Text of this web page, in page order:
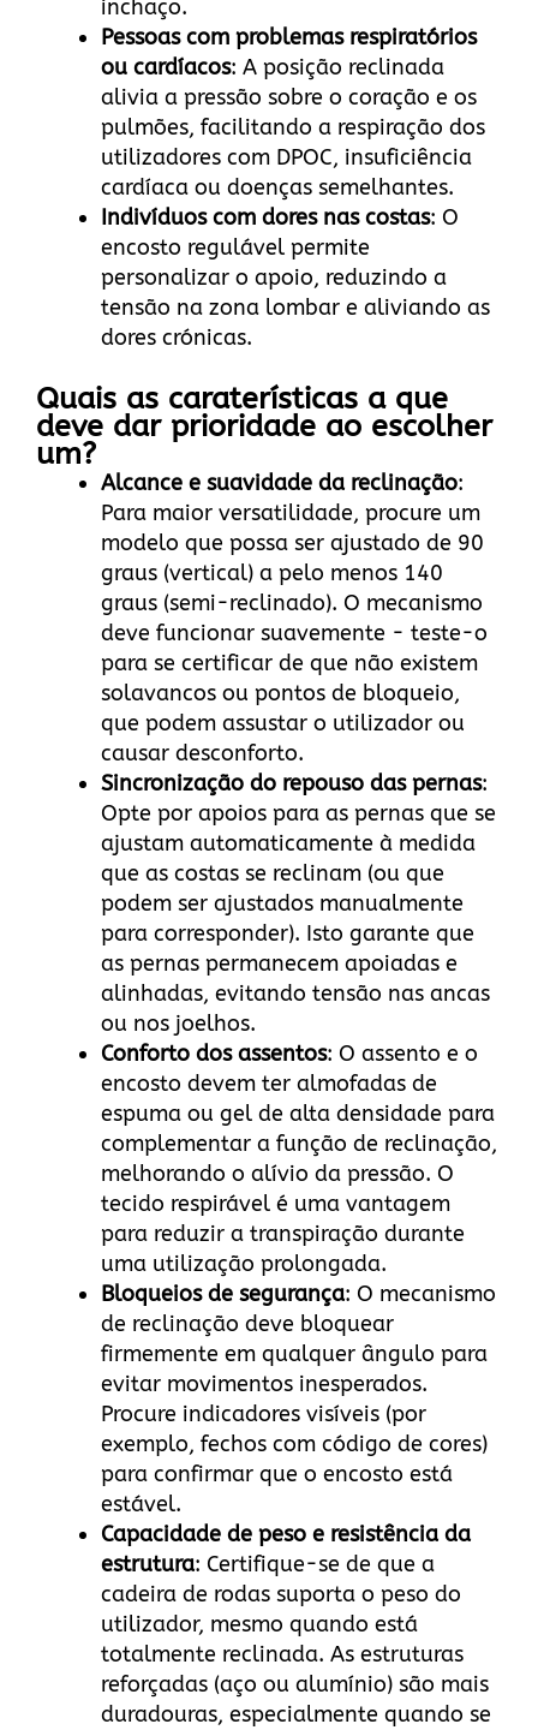
inchaço.
Pessoas com problemas respiratórios
ou cardíacos: A posição reclinada
alivia a pressão sobre o coração e os
pulmões, facilitando a respiração dos
utilizadores com DPOC, insuficiência
cardíaca ou doenças semelhantes.
Indivíduos com dores nas costas: O
encosto regulável permite
personalizar o apoio, reduzindo a
tensão na zona lombar e aliviando as
dores crónicas.
Quais as caraterísticas a que
deve dar prioridade ao escolher
um?
Alcance e suavidade da reclinação:
Para maior versatilidade, procure um
modelo que possa ser ajustado de 90
graus (vertical) a pelo menos 140
graus (semi-reclinado). O mecanismo
deve funcionar suavemente - teste-o
para se certificar de que não existem
solavancos ou pontos de bloqueio,
que podem assustar o utilizador ou
causar desconforto.
Sincronização do repouso das pernas:
Opte por apoios para as pernas que se
ajustam automaticamente à medida
que as costas se reclinam (ou que
podem ser ajustados manualmente
para corresponder). Isto garante que
as pernas permanecem apoiadas e
alinhadas, evitando tensão nas ancas
ou nos joelhos.
Conforto dos assentos: O assento e o
encosto devem ter almofadas de
espuma ou gel de alta densidade para
complementar a função de reclinação,
melhorando o alívio da pressão. O
tecido respirável é uma vantagem
para reduzir a transpiração durante
uma utilização prolongada.
Bloqueios de segurança: O mecanismo
de reclinação deve bloquear
firmemente em qualquer ângulo para
evitar movimentos inesperados.
Procure indicadores visíveis (por
exemplo, fechos com código de cores)
para confirmar que o encosto está
estável.
Capacidade de peso e resistência da
estrutura: Certifique-se de que a
cadeira de rodas suporta o peso do
utilizador, mesmo quando está
totalmente reclinada. As estruturas
reforçadas (aço ou alumínio) são mais
duradouras, especialmente quando se